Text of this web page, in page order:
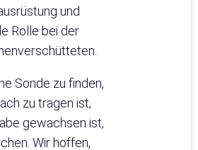
und
Rolle bei der
Sonde zu finden,
zu tragen ist,
gewachsen ist,
Wir hoffen,